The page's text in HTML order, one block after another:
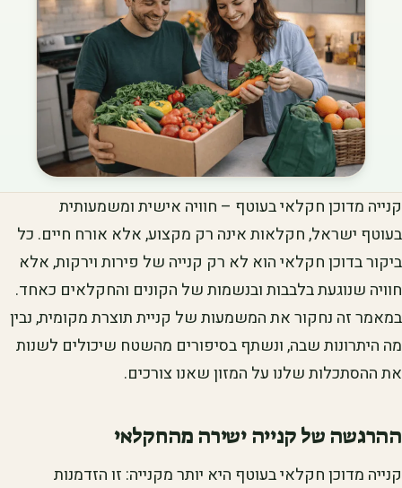
קנייה מדוכן חקלאי בעוטף – חוויה אישית ומשמעותית
בעוטף ישראל, חקלאות אינה רק מקצוע, אלא אורח חיים. כל
ביקור בדוכן חקלאי הוא לא רק קנייה של פירות וירקות, אלא
חוויה שנוגעת בלבבות ובנשמות של הקונים והחקלאים כאחד.
במאמר זה נחקור את המשמעות של קניית תוצרת מקומית, נבין
מה היתרונות שבה, ונשתף בסיפורים מהשטח שיכולים לשנות
את ההסתכלות שלנו על המזון שאנו צורכים.
ההרגשה של קנייה ישירה מהחקלאי
קנייה מדוכן חקלאי בעוטף היא יותר מקנייה: זו הזדמנות